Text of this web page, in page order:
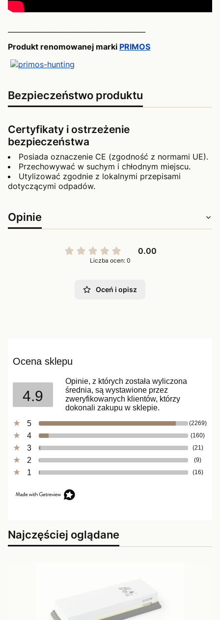
Produkt renomowanej marki PRIMOS
Bezpieczeństwo produktu
Certyfikaty i ostrzeżenie
bezpieczeństwa
Posiada oznaczenie CE (zgodność z normami UE).
Przechowywać w suchym i chłodnym miejscu.
Utylizować zgodnie z lokalnymi przepisami
dotyczącymi odpadów.
Opinie
0.00
Liczba ocen: 0
Oceń i opisz
Ocena sklepu
4.9
Opinie, z których została wyliczona
średnia, są wystawione przez
zweryfikowanych klientów, którzy
dokonali zakupu w sklepie.
5
(2269)
4 (160)
3 (21)
2 (9)
1 (16)
Najczęściej oglądane